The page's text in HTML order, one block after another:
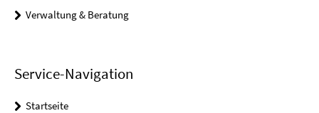
Verwaltung & Beratung
Service-Navigation
Startseite